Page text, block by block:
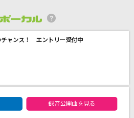
ィルム
チャンス！ エントリー受付中
ーカルエントリーランキング
録音公開曲を見る